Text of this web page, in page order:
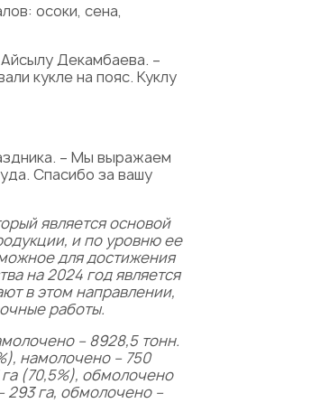
осоки, сена,
Декамбаева. –
кукле на пояс. Куклу
– Мы выражаем
Спасибо за вашу
является основой
и по уровню ее
для достижения
на 2024 год является
в этом направлении,
работы.
– 8928,5 тонн.
намолочено – 750
(70,5%), обмолочено
293 га, обмолочено –